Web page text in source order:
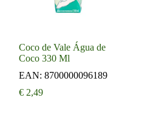
Coco de Vale Água de
Coco 330 Ml
EAN:8700000096189
€ 2,49